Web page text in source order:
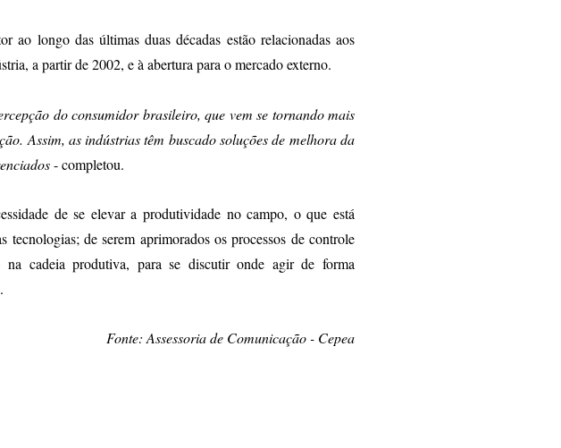
ao longo das últimas duas décadas estão relacionadas aos
a partir de 2002, e à abertura para o mercado externo.
do consumidor brasileiro, que vem se tornando mais
Assim, as indústrias têm buscado soluções de melhora da
- completou.
de se elevar a produtividade no campo, o que está
tecnologias; de serem aprimorados os processos de controle
cadeia produtiva, para se discutir onde agir de forma
Fonte: Assessoria de Comunicação - Cepea